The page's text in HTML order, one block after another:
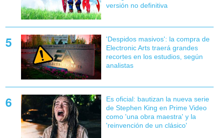
versión no definitiva
'Despidos masivos': la compra de
Electronic Arts traerá grandes
recortes en los estudios, según
analistas
Es oficial: bautizan la nueva serie
de Stephen King en Prime Video
como 'una obra maestra' y la
'reinvención de un clásico'